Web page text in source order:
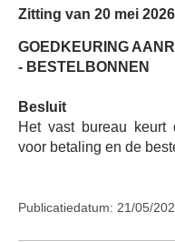
Zitting van 20 mei 2026
GOEDKEURING
- BESTELBONNEN
Besluit
Het vast bureau keurt
voor betaling en de
Publicatiedatum: 21/05/